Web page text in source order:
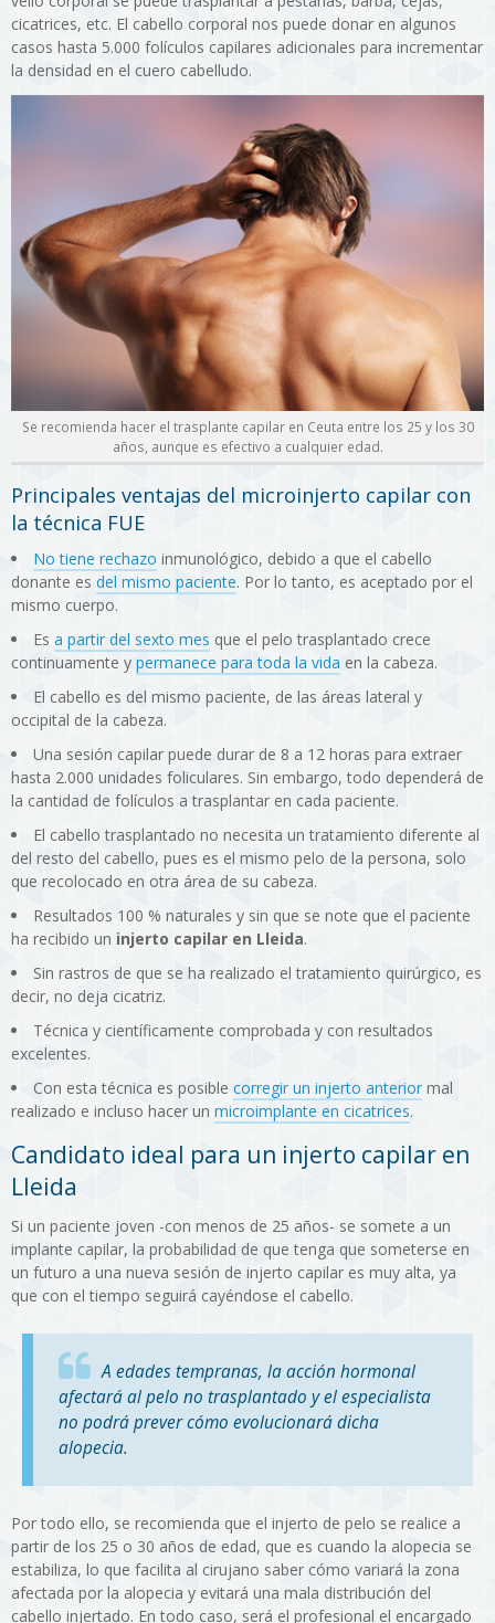
cicatrices, etc. El cabello corporal nos puede donar en algunos
casos hasta 5.000 folículos capilares adicionales para incrementar
la densidad en el cuero cabelludo.
Se recomienda hacer el trasplante capilar en Ceuta entre los 25 y los 30
años, aunque es efectivo a cualquier edad.
Principales ventajas del microinjerto capilar con
la técnica FUE
No tiene rechazo inmunológico, debido a que el cabello
donante es del mismo paciente. Por lo tanto, es aceptado por el
mismo cuerpo.
Es a partir del sexto mes que el pelo trasplantado crece
continuamente y permanece para toda la vida en la cabeza.
El cabello es del mismo paciente, de las áreas lateral y
occipital de la cabeza.
Una sesión capilar puede durar de 8 a 12 horas para extraer
hasta 2.000 unidades foliculares. Sin embargo, todo dependerá de
la cantidad de folículos a trasplantar en cada paciente.
El cabello trasplantado no necesita un tratamiento diferente al
del resto del cabello, pues es el mismo pelo de la persona, solo
que recolocado en otra área de su cabeza.
Resultados 100 % naturales y sin que se note que el paciente
ha recibido un injerto capilar en Lleida.
Sin rastros de que se ha realizado el tratamiento quirúrgico, es
decir, no deja cicatriz.
Técnica y científicamente comprobada y con resultados
excelentes.
Con esta técnica es posible corregir un injerto anteriormal
realizado e incluso hacer un microimplante en cicatrices.
Candidato ideal para un injerto capilar en
Lleida
Si un paciente joven -con menos de 25 años- se somete a un
implante capilar, la probabilidad de que tenga que someterse en
un futuro a una nueva sesión de injerto capilar es muy alta, ya
que con el tiempo seguirá cayéndose el cabello.
A edades tempranas, la acción hormonal
afectará al pelo no trasplantado y el especialista
no podrá prever cómo evolucionará dicha
alopecia.
Por todo ello, se recomienda que el injerto de pelo se realice a
partir de los 25 o 30 años de edad, que es cuando la alopecia se
estabiliza, lo que facilita al cirujano saber cómo variará la zona
afectada por la alopecia y evitará una mala distribución del
cabello injertado. En todo caso, será el profesional el encargado